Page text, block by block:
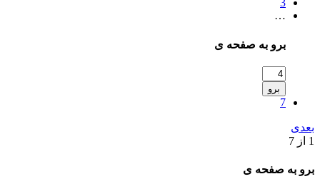
…
برو به صفحه ی
برو
بعدی
برو به صفحه ی